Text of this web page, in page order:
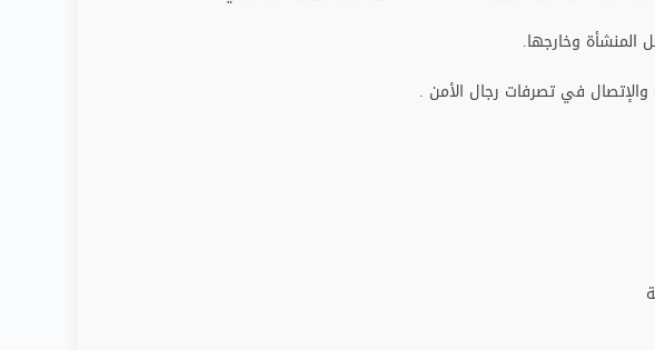
المنشأة وخارجها.
والإتصال في تصرفات رجال الأمن .